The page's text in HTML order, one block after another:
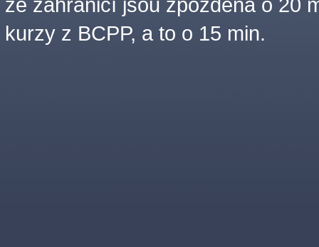
ze zahraničí jsou zpožděna o 20
kurzy z BCPP, a to o 15 min.